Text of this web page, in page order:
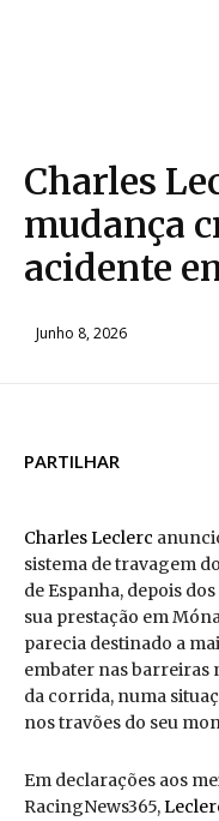
Charles
mudança
acidente
Junho 8, 2026
PARTILHAR
Charles Leclerc
sistema de travagem
de Espanha, depois
sua prestação em
parecia destinado a
embater nas barreiras
da corrida, numa
nos travões do seu
Em declarações aos
RacingNews365,